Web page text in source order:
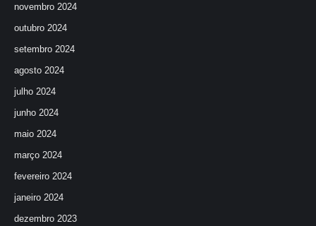
novembro 2024
outubro 2024
setembro 2024
agosto 2024
julho 2024
junho 2024
maio 2024
março 2024
fevereiro 2024
janeiro 2024
dezembro 2023